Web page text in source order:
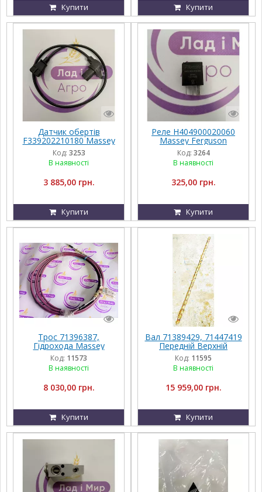
Купити Купити
Датчик обертів
F339202210180 Massey
Ferguson
Код: 3253
В наявності
3 885,00 грн.
Купити
Реле H404900020060
Massey Ferguson
Код: 3264
В наявності
325,00 грн.
Купити
Трос 71396387,
Гідрохода Massey
Ferguson 9690
Код: 11573
В наявності
8 030,00 грн.
Купити
Вал 71389429, 71447419
Передній Верхній
Приводу Грохота
Massey Ferguson
Код: 11595
В наявності
15 959,00 грн.
Купити